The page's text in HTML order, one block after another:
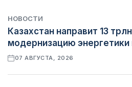
НОВОСТИ
Казахстан направит 13
модернизацию
07 АВГУСТА, 2026